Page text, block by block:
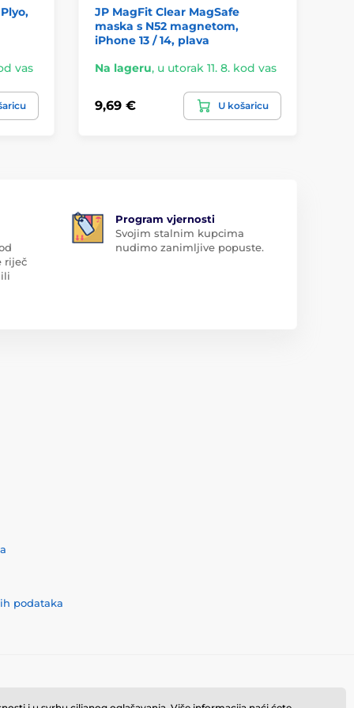
vas
JP MagFit Clear MagSafe
maska s N52 magnetom,
iPhone 13 / 14, plava
Na lageru, u utorak 11. 8. kod vas
9,69 € U košaricu
riječ
Program vjernosti
Svojim stalnim kupcima
nudimo zanimljive popuste.
podataka